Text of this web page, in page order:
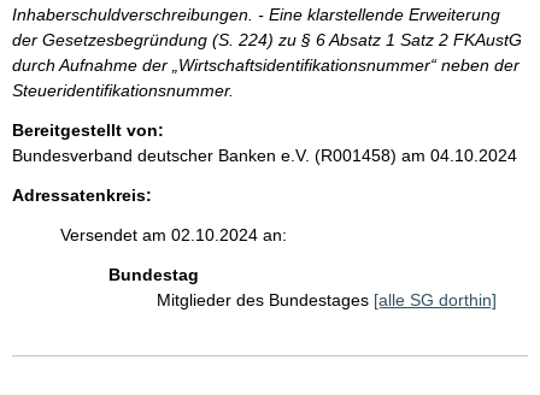
Inhaberschuldverschreibungen. - Eine klarstellende Erweiterung
der Gesetzesbegründung (S. 224) zu § 6 Absatz 1 Satz 2 FKAustG
durch Aufnahme der „Wirtschaftsidentifikationsnummer“ neben der
Steueridentifikationsnummer.
Bereitgestellt von:
Bundesverband deutscher Banken e.V. (R001458) am 04.10.2024
Adressatenkreis:
Versendet am 02.10.2024 an:
Bundestag
Mitglieder des Bundestages [alle SG dorthin]